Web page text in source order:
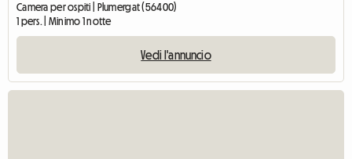
Camera per ospiti | Plumergat (56400)
1 pers. | Minimo 1 notte
Vedi l'annuncio